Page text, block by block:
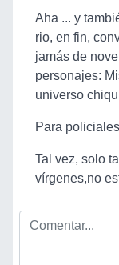
Aha ... y
rio, en fin,
jamás de
personajes:
universo
Para
Tal vez, solo
vírgenes,no